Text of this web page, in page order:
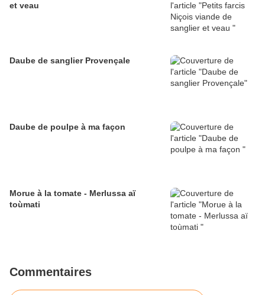
et veau
Daube de sanglier Provençale
Daube de poulpe à ma façon
Morue à la tomate - Merlussa aï
toùmati
Commentaires